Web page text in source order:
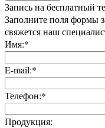
Запись на бесплатный
Заполните поля формы
свяжется наш
Имя:*
E-mail:*
Телефон:*
Продукция: